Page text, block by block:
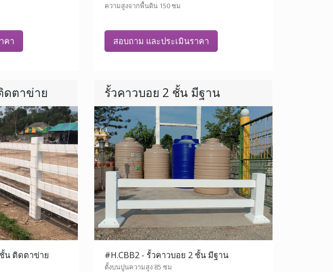
คา
ความสูงจากพื้นดิน 150 ซม
สอบถาม และประเมินราคา
ดตาข่าย
น ติดตาข่าย
รั้วคาวบอย 2 ชั้น มีฐาน
#H.CBB2 - รั้วคาวบอย 2 ชั้น มีฐาน
ตั้งบนปูนความสูง 85 ซม